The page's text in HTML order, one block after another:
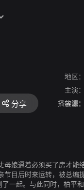
地区
主演
导演
分享 播放源
母娘逼着必须买了房才
目后时来运转，被总
一起。与此同时，柏平